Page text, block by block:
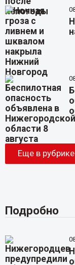
Еще в рубрике
Подробно